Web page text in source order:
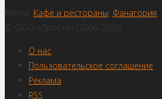
Метки: Кафе и рестораны Фанагория
© ООО «Просто» (2004-2020)
О нас
Пользовательское соглашение
Реклама
RSS